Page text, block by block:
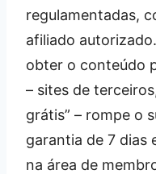
regulamentadas,
afiliado
obter o conteúdo
– sites de
grátis” – rompe o
garantia de 7 dias
na área de